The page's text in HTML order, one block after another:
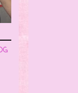
CUEVA DE LAS